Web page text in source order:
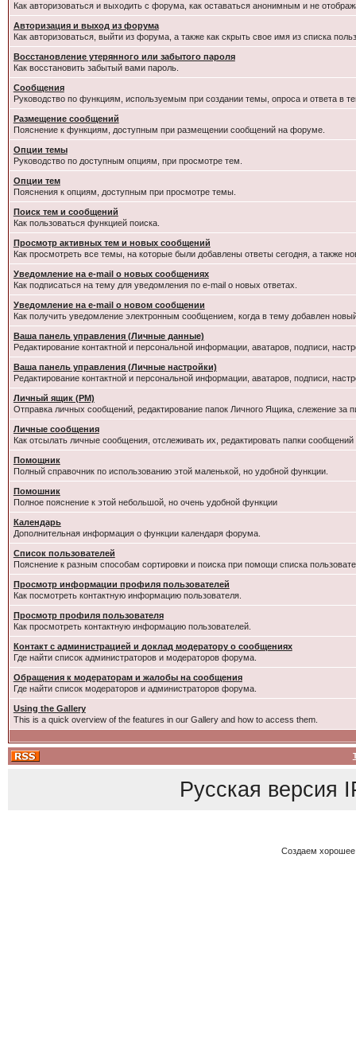
Как авторизоваться и выходить с форума, как оставаться анонимным и не
Авторизация и выход из форума
Как авторизоваться, выйти из форума, а также как скрыть свое имя из списка
Восстановление утерянного или забытого пароля
Как восстановить забытый вами пароль.
Сообщения
Руководство по функциям, используемым при создании темы, опроса и ответа в
Размещение сообщений
Пояснение к функциям, доступным при размещении сообщений на форуме.
Опции темы
Руководство по доступным опциям, при просмотре тем.
Опции тем
Пояснения к опциям, доступным при просмотре темы.
Поиск тем и сообщений
Как пользоваться функцией поиска.
Просмотр активных тем и новых сообщений
Как просмотреть все темы, на которые были добавлены ответы сегодня, а также
Уведомление на e-mail о новых сообщениях
Как подписаться на тему для уведомления по e-mail о новых ответах.
Уведомление на е-mail о новом сообщении
Как получить уведомление электронным сообщением, когда в тему добавлен
Ваша панель управления (Личные данные)
Редактирование контактной и персональной информации, аватаров, подписи,
Ваша панель управления (Личные настройки)
Редактирование контактной и персональной информации, аватаров, подписи,
Личный ящик (PM)
Отправка личных сообщений, редактирование папок Личного Ящика, слежение за
Личные сообщения
Как отсылать личные сообщения, отслеживать их, редактировать папки
Помощник
Полный справочник по использованию этой маленькой, но удобной функции.
Помошник
Полное пояснение к этой небольшой, но очень удобной функции
Календарь
Дополнительная информация о функции календаря форума.
Список пользователей
Пояснение к разным способам сортировки и поиска при помощи списка
Просмотр информации профиля пользователей
Как посмотреть контактную информацию пользователя.
Просмотр профиля пользователя
Как просмотреть контактную информацию пользователей.
Контакт с администрацией и доклад модератору о сообщениях
Где найти список администраторов и модераторов форума.
Обращения к модераторам и жалобы на сообщения
Где найти список модераторов и администраторов форума.
Using the Gallery
This is a quick overview of the features in our Gallery and how to access them.
Русская версия
Создаем